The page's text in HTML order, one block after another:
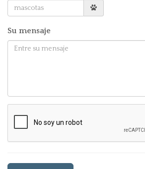
Su mensaje